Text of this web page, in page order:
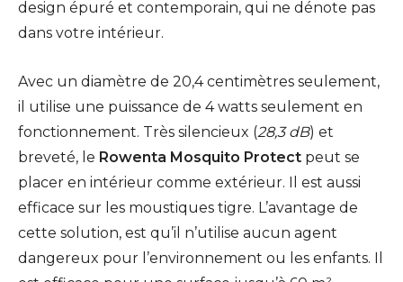
design épuré et contemporain, qui ne dénote pas
dans votre intérieur.
Avec un diamètre de 20,4 centimètres seulement,
il utilise une puissance de 4 watts seulement en
fonctionnement. Très silencieux (28,3 dB) et
breveté, le Rowenta Mosquito Protect peut se
placer en intérieur comme extérieur. Il est aussi
efficace sur les moustiques tigre. L’avantage de
cette solution, est qu’il n’utilise aucun agent
dangereux pour l’environnement ou les enfants. Il